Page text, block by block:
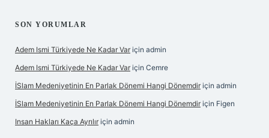
SON YORUMLAR
Adem Ismi Türkiyede Ne Kadar Var için admin
Adem Ismi Türkiyede Ne Kadar Var için Cemre
İSlam Medeniyetinin En Parlak Dönemi Hangi Dönemdir için admin
İSlam Medeniyetinin En Parlak Dönemi Hangi Dönemdir için Figen
Insan Hakları Kaça Ayrılır için admin